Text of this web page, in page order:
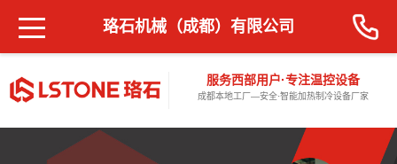
服务西部用户·专注温控设备
成都本地工厂—安全·智能加热制冷设备厂家
珞石机械（成都）有限公司